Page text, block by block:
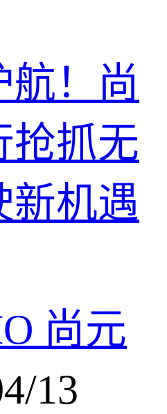
航！尚
抢抓无
新机遇
尚元
13